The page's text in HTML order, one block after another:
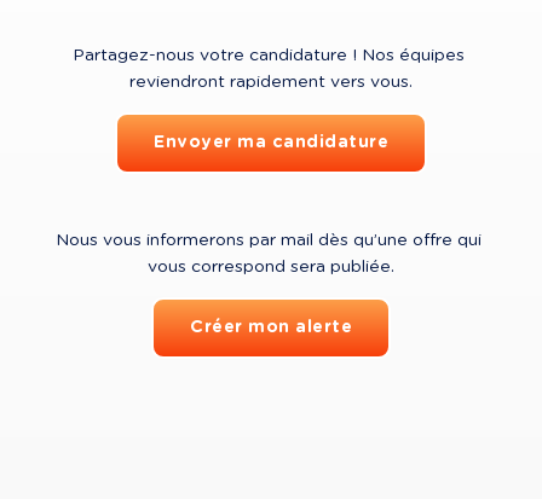
Nous vous informerons par mail dès qu’une offre qui
vous correspond sera publiée.
Créer mon alerte
Partagez-nous votre candidature ! Nos équipes
reviendront rapidement vers vous.
Envoyer ma candidature